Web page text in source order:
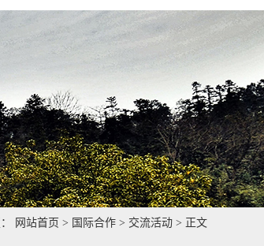
网站首页 > 国际合作 > 交流活动 > 正文